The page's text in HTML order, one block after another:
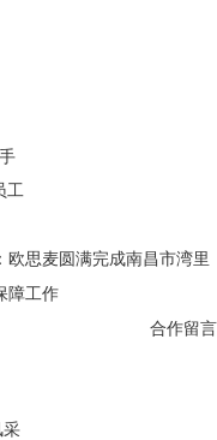
工
欧思麦圆满完成南昌市湾里
障工作
合作留言
采